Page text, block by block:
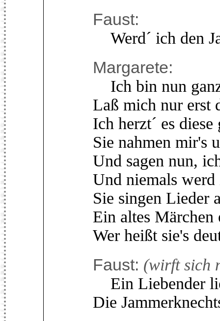
Faust:
Werd´ ich den
Margarete:
Ich bin nun
Laß mich nur erst
Ich herzt´ es
Sie nahmen mir's
Und sagen nun,
Und niemals
Sie singen Lieder
Ein altes Märchen
Wer heißt sie's
Faust: (wirft sich
Ein Liebender
Die